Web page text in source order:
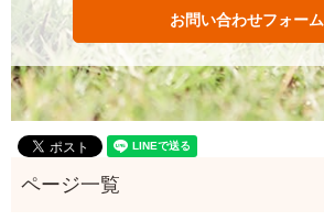
お問い合わせフォーム